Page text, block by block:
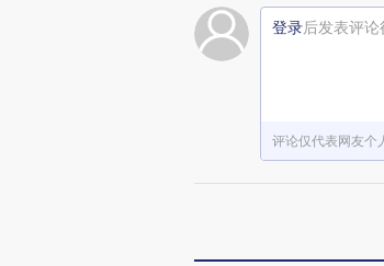
登录后发表评论
评论仅代表网友个